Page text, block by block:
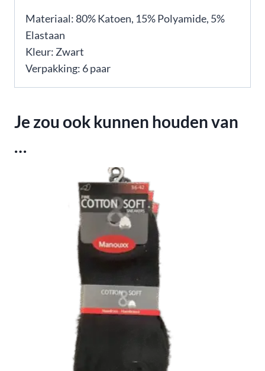
Materiaal: 80% Katoen, 15% Polyamide, 5%
Elastaan
Kleur: Zwart
Verpakking: 6 paar
Je zou ook kunnen houden van
…